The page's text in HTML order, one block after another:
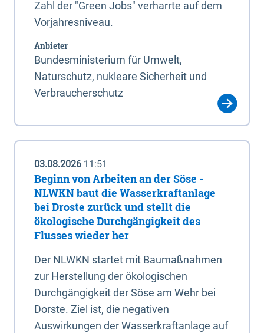
Zahl der "Green Jobs" verharrte auf dem
Vorjahresniveau.
Anbieter
Bundesministerium für Umwelt,
Naturschutz, nukleare Sicherheit und
Verbraucherschutz
03.08.2026 11:51
Beginn von Arbeiten an der Söse -
NLWKN baut die Wasserkraftanlage
bei Droste zurück und stellt die
ökologische Durchgängigkeit des
Flusses wieder her
Der NLWKN startet mit Baumaßnahmen
zur Herstellung der ökologischen
Durchgängigkeit der Söse am Wehr bei
Dorste. Ziel ist, die negativen
Auswirkungen der Wasserkraftanlage auf